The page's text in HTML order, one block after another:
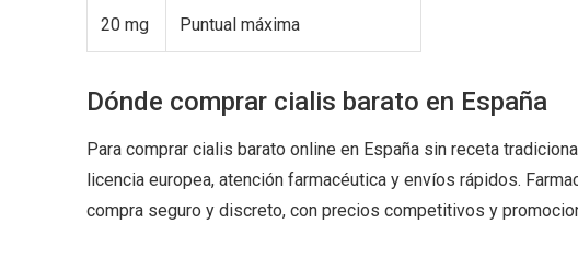
20 mg Puntual máxima
Dónde comprar cialis barato en España
Para comprar cialis barato online en España sin receta
licencia europea, atención farmacéutica y envíos rápidos.
compra seguro y discreto, con precios competitivos y